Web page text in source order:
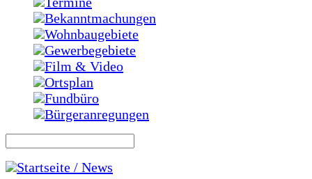
Bekanntmachungen
Wohnbaugebiete
Gewerbegebiete
Film & Video
Ortsplan
Fundbüro
Bürgeranregungen
Startseite / News